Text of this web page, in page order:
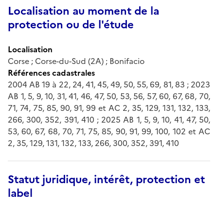
Localisation au moment de la
protection ou de l'étude
Localisation
Corse ; Corse-du-Sud (2A) ; Bonifacio
Références cadastrales
2004 AB 19 à 22, 24, 41, 45, 49, 50, 55, 69, 81, 83 ; 2023
AB 1, 5, 9, 10, 31, 41, 46, 47, 50, 53, 56, 57, 60, 67, 68, 70,
71, 74, 75, 85, 90, 91, 99 et AC 2, 35, 129, 131, 132, 133,
266, 300, 352, 391, 410 ; 2025 AB 1, 5, 9, 10, 41, 47, 50,
53, 60, 67, 68, 70, 71, 75, 85, 90, 91, 99, 100, 102 et AC
2, 35, 129, 131, 132, 133, 266, 300, 352, 391, 410
Statut juridique, intérêt, protection et
label